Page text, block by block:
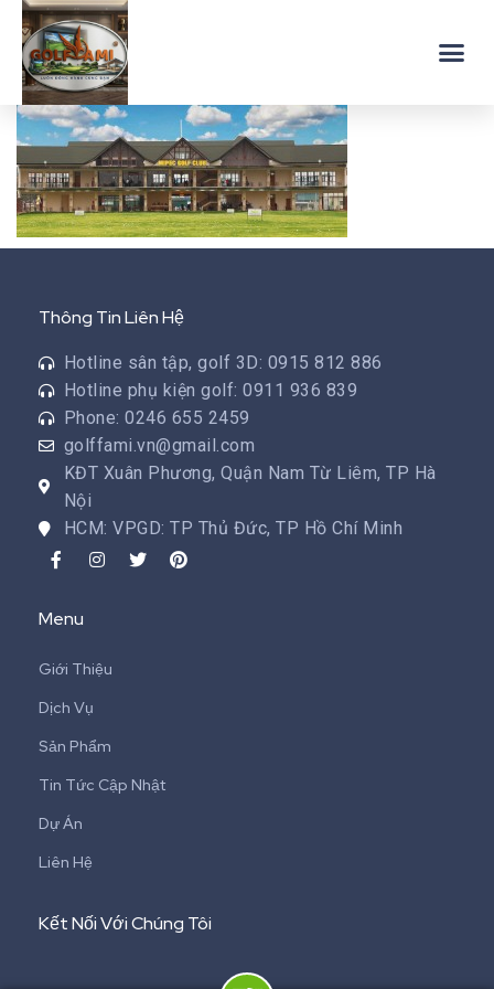
Thông Tin Liên Hệ
Hotline sân tập, golf 3D: 0915 812 886
Hotline phụ kiện golf: 0911 936 839
Phone: 0246 655 2459
golffami.vn@gmail.com
KĐT Xuân Phương, Quận Nam Từ Liêm, TP Hà
Nội
HCM: VPGD: TP Thủ Đức, TP Hồ Chí Minh
Menu
Giới Thiệu
Dịch Vụ
Sản Phẩm
Tin Tức Cập Nhật
Dự Án
Liên Hệ
Kết Nối Với Chúng Tôi